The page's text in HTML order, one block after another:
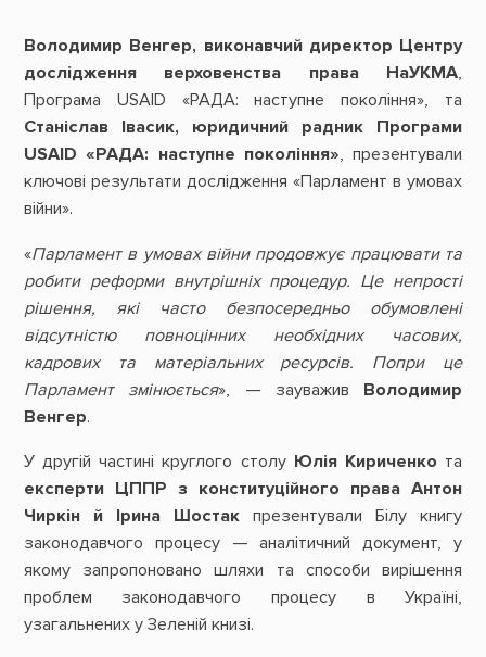
Володимир Венгер, виконавчий директор Центру
дослідження верховенства права НаУКМА,
Програма USAID «РАДА: наступне покоління», та
Станіслав Івасик, юридичний радник Програми
USAID «РАДА: наступне покоління», презентували
ключові результати дослідження «Парламент в умовах
війни».
«Парламент в умовах війни продовжує працювати та
робити реформи внутрішніх процедур. Це непрості
рішення, які часто безпосередньо обумовлені
відсутністю повноцінних необхідних часових,
кадрових та матеріальних ресурсів. Попри це
Парламент змінюється», — зауважив Володимир
Венгер.
У другій частині круглого столу Юлія Кириченко та
експерти ЦППР з конституційного права Антон
Чиркін й Ірина Шостак презентували Білу книгу
законодавчого процесу — аналітичний документ, у
якому запропоновано шляхи та способи вирішення
проблем законодавчого процесу в Україні,
узагальнених у Зеленій книзі.